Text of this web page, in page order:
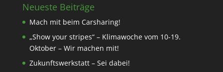
Neueste Beiträge
Mach mit beim Carsharing!
„Show your stripes“ – Klimawoche vom 10-19.
Oktober – Wir machen mit!
Zukunftswerkstatt – Sei dabei!